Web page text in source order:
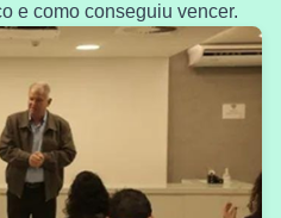
e como conseguiu vencer.